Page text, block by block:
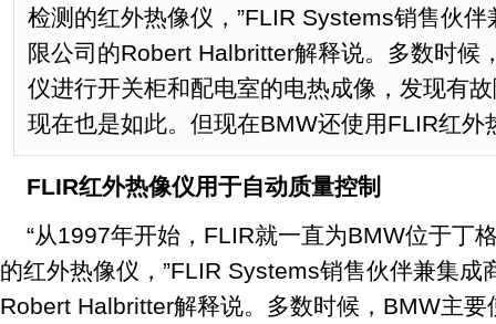
检测的红外热像仪，”FLIR Systems销售伙
限公司的Robert Halbritter解释说。多数时候
仪进行开关柜和配电室的电热成像，发现有
现在也是如此。但现在BMW还使用FLIR红外
FLIR红外热像仪用于自动质量控制
“从1997年开始，FLIR就一直为BMW位于丁
的红外热像仪，”FLIR Systems销售伙伴兼集成
Robert Halbritter解释说。多数时候，BMW主